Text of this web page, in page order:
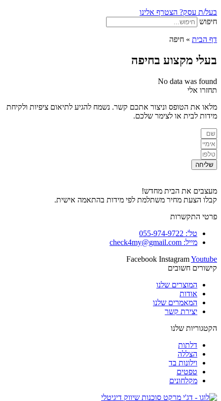
בעל/ת עסק? הצטרף אלינו
חיפוש
דף הבית » חיפה
בעלי מקצוע בחיפה
No data was found
תחזרו אלי
מלאו את הטופס וניצור אתכם קשר. נשמח להגיע לתיאום ציפיות ולקיחת
מידות לבית או לצימר שלכם.
שליחה
מעצבים את הבית מחדש!
קבלו הצעת מחיר משתלמת לפי מידות בהתאמה אישית.
פרטי התקשרות
טל': 055-974-9722
מייל: check4my@gmail.com
Facebook InstagramYoutube
קישורים חשובים
המוצרים שלנו
אודות
המאמרים שלנו
יצירת קשר
הקטגוריות שלנו
דלתות
הצללה
וילונות בד
טפטים
מקלחונים